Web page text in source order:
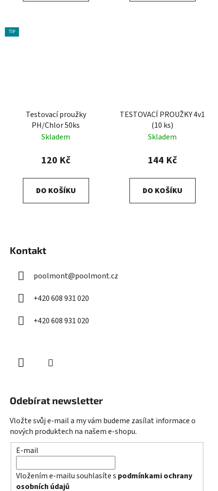
TIP
Testovací proužky
PH/Chlor 50ks
Skladem
120 Kč
DO KOŠÍKU
TESTOVACÍ PROUŽKY 4v1
(10 ks)
Skladem
144 Kč
DO KOŠÍKU
Kontakt
poolmont@poolmont.cz
+420 608 931 020
+420 608 931 020
Odebírat newsletter
Vložte svůj e-mail a my vám budeme zasílat informace o
nových produktech na našem e-shopu.
E-mail
Vložením e-mailu souhlasíte s podmínkami ochrany
osobních údajů